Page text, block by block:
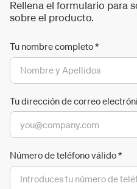
Rellena el formulario para
sobre el producto.
Tu nombre completo*
Tu dirección de correo
Número de teléfono válido*